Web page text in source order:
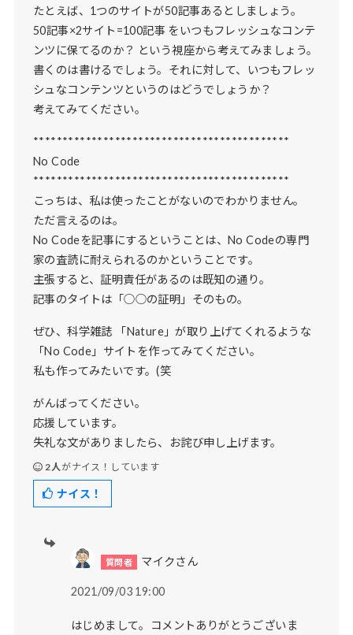
たとえば、1つのサイトが50記事あるとしましょう。
50記事×2サイト=100記事 をいつもフレッシュなコンテ
ンツに保てるのか？ という視座から考えてみましょう。
書くのは書けるでしょう。それに対して、いつもフレッ
シュなコンテンツというのはどうでしょうか？
考えてみてください。
********************************************
No Code
********************************************
こっちは、私は使ったことがないのでわかりません。
ただ言えるのは。
No Codeを記事にするということは、No Codeの専門
家の査読に耐えられるのかということです。
主張すると、証明責任があるのは既知の通り。
記事のタイトは「○○の証明」そのもの。
ぜひ、科学雑誌 「Nature」が取り上げてくれるような
「No Code」サイトを作ってみてください。
私も作ってみたいです。(笑
がんばってください。
応援しています。
失礼な文がありましたら、お詫び申し上げます。
2人がナイス！しています
ナイス！
マイクさん
2021/09/03 19:00
はじめまして。コメントありがとうございま